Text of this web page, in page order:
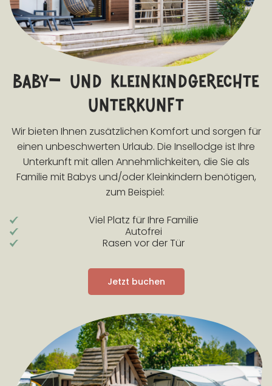
baby- und kleinkindgerechte
unterkunft
Wir bieten Ihnen zusätzlichen Komfort und sorgen für
einen unbeschwerten Urlaub. Die Insellodge ist Ihre
Unterkunft mit allen Annehmlichkeiten, die Sie als
Familie mit Babys und/oder Kleinkindern benötigen,
zum Beispiel:
Viel Platz für Ihre Familie
Autofrei
Rasen vor der Tür
Jetzt buchen